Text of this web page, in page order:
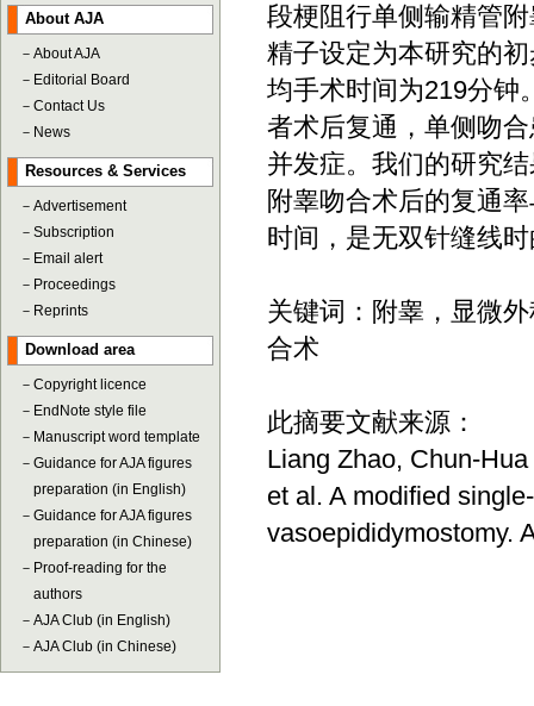
About AJA
－ About AJA
－ Editorial Board
－ Contact Us
－ News
Resources & Services
－ Advertisement
－ Subscription
－ Email alert
－ Proceedings
－ Reprints
Download area
－ Copyright licence
－ EndNote style file
－ Manuscript word template
－ Guidance for AJA figures
preparation (in English)
－ Guidance for AJA figures
preparation (in Chinese)
－ Proof-reading for the
authors
－ AJA Club (in English)
－ AJA Club (in Chinese)
段梗阻行单侧输精管
精子设定为本研究的
均手术时间为219分钟
者术后复通，单侧吻
并发症。我们的研究
附睾吻合术后的复通
时间，是无双针缝线
关键词：附睾，显微
合术
此摘要文献来源：
Liang Zhao, Chun-
et al. A modified
vasoepididymostomy.